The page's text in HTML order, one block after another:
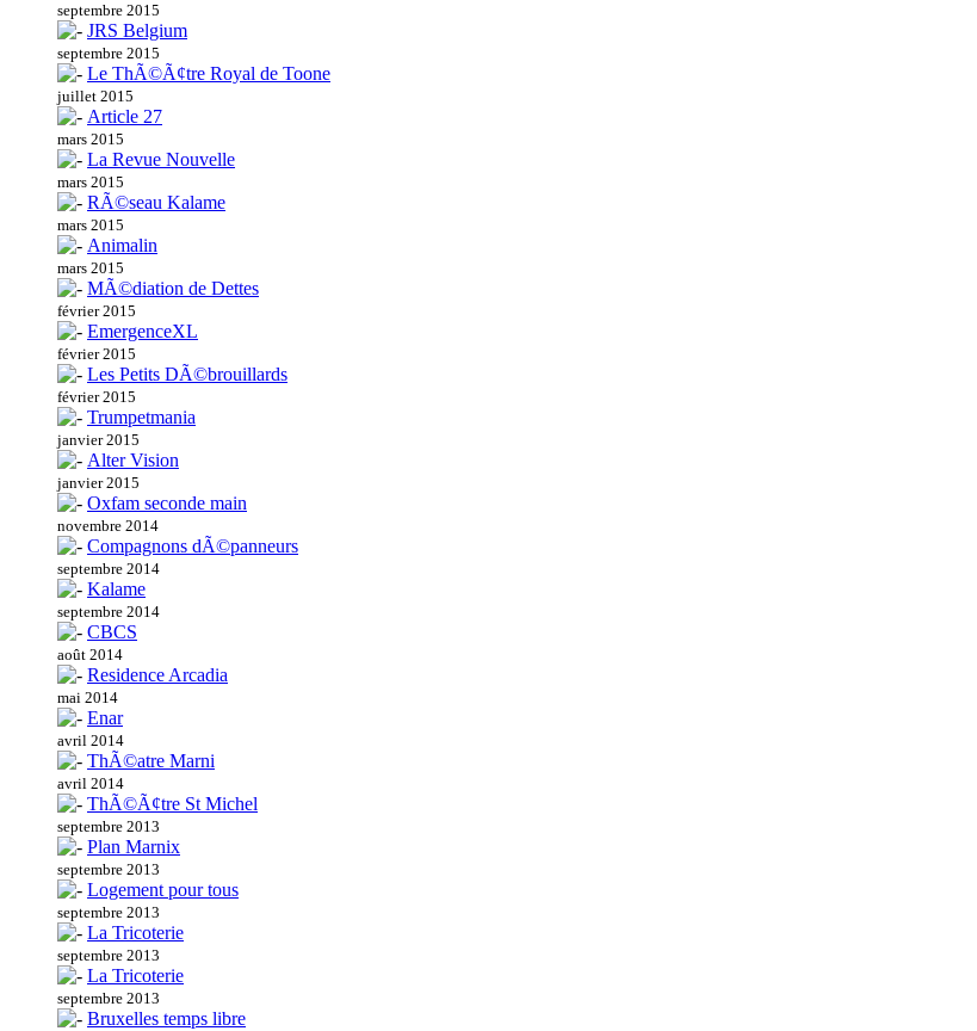
septembre 2015
JRS Belgium
septembre 2015
Le ThÃ©Ã¢tre Royal de Toone
juillet 2015
Article 27
mars 2015
La Revue Nouvelle
mars 2015
RÃ©seau Kalame
mars 2015
Animalin
mars 2015
MÃ©diation de Dettes
février 2015
EmergenceXL
février 2015
Les Petits DÃ©brouillards
février 2015
Trumpetmania
janvier 2015
Alter Vision
janvier 2015
Oxfam seconde main
novembre 2014
Compagnons dÃ©panneurs
septembre 2014
Kalame
septembre 2014
CBCS
août 2014
Residence Arcadia
mai 2014
Enar
avril 2014
ThÃ©atre Marni
avril 2014
ThÃ©Ã¢tre St Michel
septembre 2013
Plan Marnix
septembre 2013
Logement pour tous
septembre 2013
La Tricoterie
septembre 2013
La Tricoterie
septembre 2013
Bruxelles temps libre